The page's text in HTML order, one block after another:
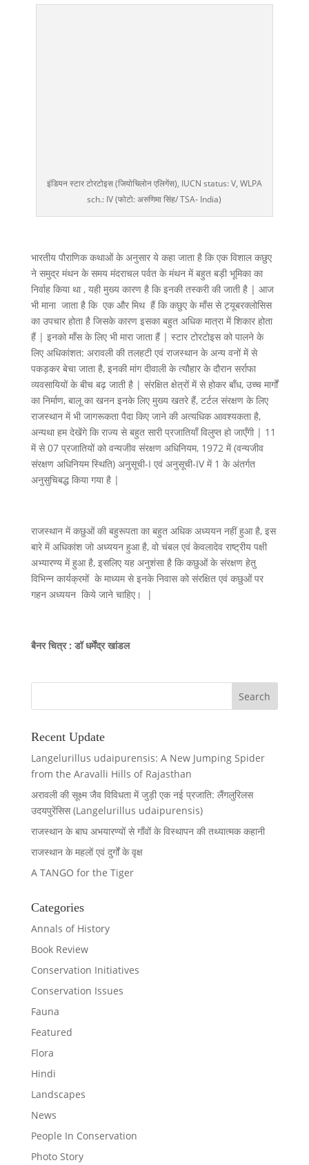
इंडियन स्टार टोरटोइस (जियोचिलोन एलिगेंस), IUCN status: V, WLPA
sch.: IV (फोटो: अरुणिमा सिंह/ TSA- India)
भारतीय पौराणिक कथाओं के अनुसार ये कहा जाता है कि एक विशाल कछुए
ने समुद्र मंथन के समय मंदराचल पर्वत के मंथन में बहुत बड़ी भूमिका का
निर्वाह किया था , यही मुख्य कारण है कि इनकी तस्करी की जाती है | आज
भी माना जाता है कि एक और मिथ हैं कि कछुए के माँस से ट्यूबरक्लोसिस
का उपचार होता है जिसके कारण इसका बहुत अधिक मात्रा में शिकार होता
हैं | इनको माँस के लिए भी मारा जाता हैं | स्टार टोरटोइस को पालने के
लिए अधिकांशत: अरावली की तलहटी एवं राजस्थान के अन्य वनों में से
पकड़कर बेचा जाता है, इनकी मांग दीवाली के त्यौहार के दौरान सर्राफा
व्यवसायियों के बीच बढ़ जाती है | संरक्षित क्षेत्रों में से होकर बाँध, उच्च मार्गों
का निर्माण, बालू का खनन इनके लिए मुख्य खतरे हैं, टर्टल संरक्षण के लिए
राजस्थान में भी जागरूकता पैदा किए जाने की अत्यधिक आवश्यकता है,
अन्यथा हम देखेंगे कि राज्य से बहुत सारी प्रजातियाँ विलुप्त हो जाएँगी | 11
में से 07 प्रजातियों को वन्यजीव संरक्षण अधिनियम, 1972 में (वन्यजीव
संरक्षण अधिनियम स्थिति) अनुसूची-I एवं अनुसूची-IV में 1 के अंतर्गत
अनुसुचिबद्ध किया गया है |
राजस्थान में कछुओं की बहुरूपता का बहुत अधिक अध्ययन नहीं हुआ है, इस
बारे में अधिकांश जो अध्ययन हुआ है, वो चंबल एवं केवलादेव राष्ट्रीय पक्षी
अभ्यारण्य में हुआ है, इसलिए यह अनुशंसा है कि कछुओं के संरक्षण हेतु
विभिन्न कार्यक्रमों के माध्यम से इनके निवास को संरक्षित एवं कछुओं पर
गहन अध्ययन किये जाने चाहिए। |
बैनर चित्र : डॉ धर्मेंद्र खांडल
Recent Update
Langelurillus udaipurensis: A New Jumping Spider
from the Aravalli Hills of Rajasthan
अरावली की सूक्ष्म जैव विविधता में जुड़ी एक नई प्रजाति: लैंगलुरिलस
उदयपुरेंसिस (Langelurillus udaipurensis)
राजस्थान के बाघ अभयारण्यों से गाँवों के विस्थापन की तथ्यात्मक कहानी
राजस्थान के महलों एवं दुर्गों के वृक्ष
A TANGO for the Tiger
Categories
Annals of History
Book Review
Conservation Initiatives
Conservation Issues
Fauna
Featured
Flora
Hindi
Landscapes
News
People In Conservation
Photo Story